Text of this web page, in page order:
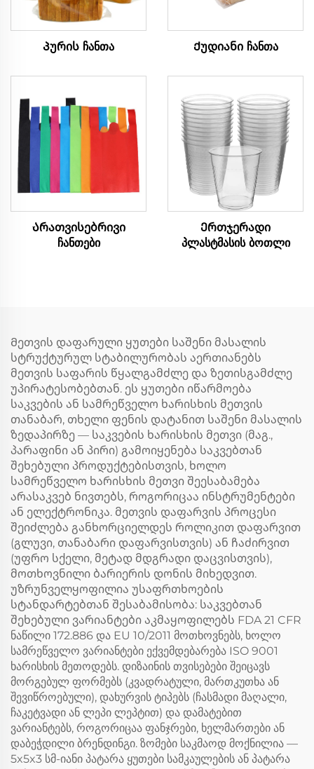
Პურის ჩანთა Ქუდიანი ჩანთა
Არათვისებრივი
ჩანთები
Ერთჯერადი
პლასტმასის ბოთლი
Მეთვის დაფარული ყუთები საშენი მასალის
სტრუქტურულ სტაბილურობას აერთიანებს
მეთვის საფარის წყალგამძლე და ზეთისგამძლე
უპირატესობებთან. ეს ყუთები იწარმოება
საკვების ან სამრეწველო ხარისხის მეთვის
თანაბარ, თხელი ფენის დატანით საშენი მასალის
ზედაპირზე — საკვების ხარისხის მეთვი (მაგ.,
პარაფინი ან პირი) გამოიყენება საკვებთან
შეხებული პროდუქტებისთვის, ხოლო
სამრეწველო ხარისხის მეთვი შეესაბამება
არასაკვებ ნივთებს, როგორიცაა ინსტრუმენტები
ან ელექტრონიკა. მეთვის დაფარვის პროცესი
შეიძლება განხორციელდეს როლიკით დაფარვით
(გლუვი, თანაბარი დაფარვისთვის) ან ჩაძირვით
(უფრო სქელი, მეტად მდგრადი დაცვისთვის),
მოთხოვნილი ბარიერის დონის მიხედვით.
უზრუნველყოფილია უსაფრთხოების
სტანდარტებთან შესაბამისობა: საკვებთან
შეხებული ვარიანტები აკმაყოფილებს FDA 21 CFR
ნაწილი 172.886 და EU 10/2011 მოთხოვნებს, ხოლო
სამრეწველო ვარიანტები ექვემდებარება ISO 9001
ხარისხის მეთოდებს. დიზაინის თვისებები შეიცავს
მორგებულ ფორმებს (კვადრატული, მართკუთხა ან
შევიწროებული), დახურვის ტიპებს (ჩასმადი მაღალი,
ჩაკეტვადი ან ლეპი ლეპტით) და დამატებით
ვარიანტებს, როგორიცაა ფანჯრები, ხელმართები ან
დაბეჭდილი ბრენდინგი. ზომები საკმაოდ მოქნილია —
5x5x3 სმ-იანი პატარა ყუთები სამკაულების ან პატარა